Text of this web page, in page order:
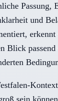
Passung,
und
Blick
sein